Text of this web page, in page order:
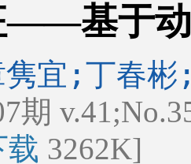
——基于
宜;丁春
期
载 3262K]